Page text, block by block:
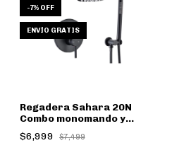
-7% OFF
ENVÍO GRATIS
Regadera Sahara 20N
Combo monomando y
regadera mano
$6,999 $7,499